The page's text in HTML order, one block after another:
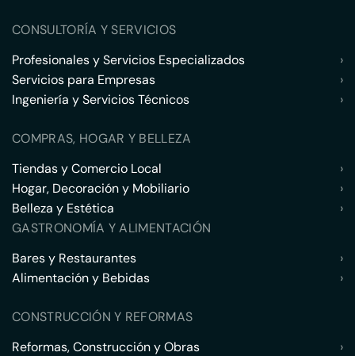
CONSULTORÍA Y SERVICIOS
Profesionales y Servicios Especializados
›
Servicios para Empresas
›
Ingeniería y Servicios Técnicos
›
COMPRAS, HOGAR Y BELLEZA
Tiendas y Comercio Local
›
Hogar, Decoración y Mobiliario
›
Belleza y Estética
›
GASTRONOMÍA Y ALIMENTACIÓN
Bares y Restaurantes
›
Alimentación y Bebidas
›
CONSTRUCCIÓN Y REFORMAS
Reformas, Construcción y Obras
›